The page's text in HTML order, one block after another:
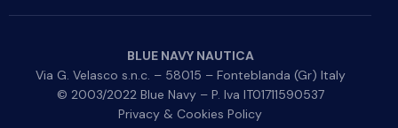
BLUE NAVY NAUTICA
Via G. Velasco s.n.c. – 58015 – Fonteblanda (Gr) Italy
© 2003/2022 Blue Navy – P. Iva IT01711590537
Privacy & Cookies Policy